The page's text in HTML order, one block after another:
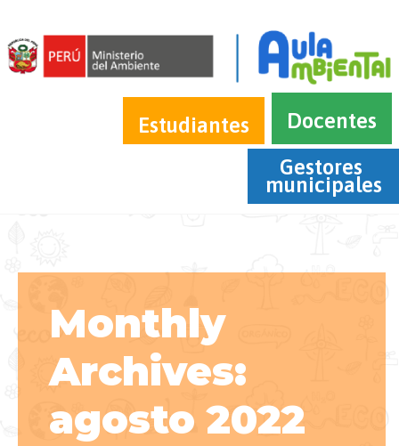
Estudiantes
Docentes
Gestores
municipales
Monthly
Archives:
agosto 2022